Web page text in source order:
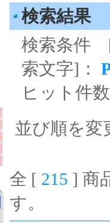
検索結果
検索条件
索文字]：
ヒット件
並び順を変
全 [ 215 ] 商
す。